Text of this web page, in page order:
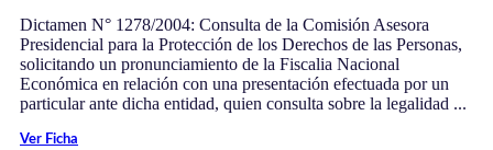
Dictamen N° 1278/2004: Consulta de la Comisión Asesora
Presidencial para la Protección de los Derechos de las Personas,
solicitando un pronunciamiento de la Fiscalia Nacional
Económica en relación con una presentación efectuada por un
particular ante dicha entidad, quien consulta sobre la legalidad ...
Ver Ficha